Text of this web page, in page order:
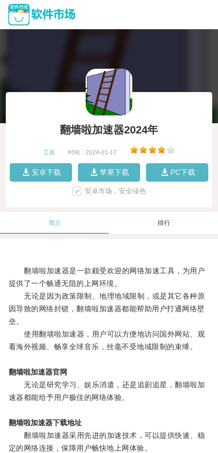
翻墙啦加速器2024年
工具 时间：2024-01-17
安卓下载 苹果下载 PC下载
安卓市场，安全绿色
简介 排行
翻墙啦加速器是一款颇受欢迎的网络加速工具，为用户
提供了一个畅通无阻的上网环境。
无论是因为政策限制、地理地域限制，或是其它各种原
因导致的网络封锁，翻墙啦加速器都能帮助用户打通网络壁
垒。
使用翻墙啦加速器，用户可以方便地访问国外网站、观
看海外视频、畅享全球音乐，丝毫不受地域限制的束缚。
翻墙啦加速器官网
无论是研究学习、娱乐消遣，还是追剧追星，翻墙啦加
速器都能给予用户极佳的网络体验。
翻墙啦加速器下载地址
翻墙啦加速器采用先进的加速技术，可以提供快速、稳
定的网络连接，保障用户畅快地上网体验。